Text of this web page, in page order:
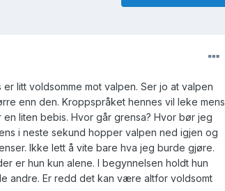
litt voldsomme mot valpen. Ser jo at valpen
enn den. Kroppspråket hennes vil leke mens
liten bebis. Hvor går grensa? Hvor bør jeg
i neste sekund hopper valpen ned igjen og
Ikke lett å vite bare hva jeg burde gjøre.
er hun kun alene. I begynnelsen holdt hun
andre. Er redd det kan være altfor voldsomt